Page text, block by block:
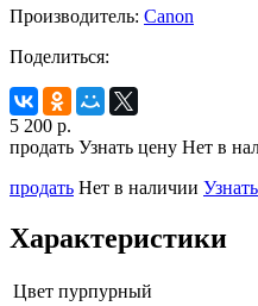
Производитель: Canon
Поделиться:
5 200 р.
продать Узнать цену Нет в
продать Нет в наличии
Характеристики
Цвет пурпурный